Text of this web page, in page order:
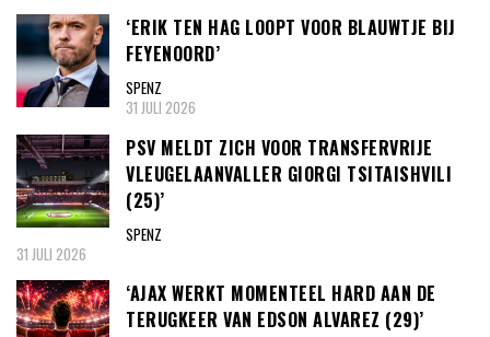
‘ERIK TEN HAG LOOPT VOOR BLAUWTJE BIJ
FEYENOORD’
SPENZ
31 JULI 2026
PSV MELDT ZICH VOOR TRANSFERVRIJE
VLEUGELAANVALLER GIORGI TSITAISHVILI
(25)’
SPENZ
31 JULI 2026
‘AJAX WERKT MOMENTEEL HARD AAN DE
TERUGKEER VAN EDSON ALVAREZ (29)’